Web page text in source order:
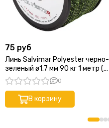
75 руб
Линь Salvimar Polyester черно-
зеленый ø1.7 мм 90 кг 1 метр (в
катушке 50 м)
0
В корзину